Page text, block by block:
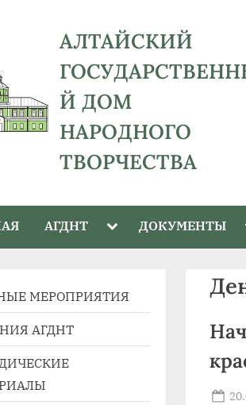
АЛТАЙСКИЙ
Й ДОМ
НАРОДНОГО
ТВОРЧЕСТВА
656043,
Алтайский
край,
Барнаул,
Ползунова,
41,
АГДНТ Toggle
menu
ДОКУМЕНТЫ
МЕРОПРИЯТИЯ
АГДНТ